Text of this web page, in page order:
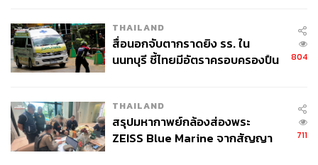
THAILAND
สื่อนอกจับตากราดยิง รร. ใน
นนทบุรี ชี้ไทยมีอัตราครอบครองปืน
804
THAILAND
สรุปมหากาพย์กล้องส่องพระ
ZEISS Blue Marine จากสัญญา
711